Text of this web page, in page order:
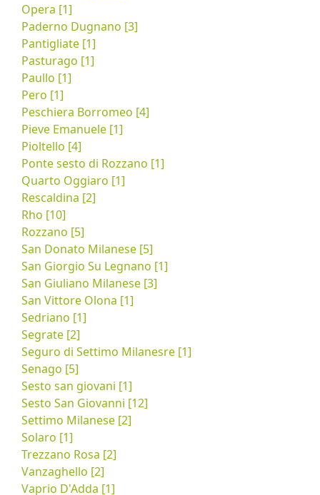
Opera [1]
Paderno Dugnano [3]
Pantigliate [1]
Pasturago [1]
Paullo [1]
Pero [1]
Peschiera Borromeo [4]
Pieve Emanuele [1]
Pioltello [4]
Ponte sesto di Rozzano [1]
Quarto Oggiaro [1]
Rescaldina [2]
Rho [10]
Rozzano [5]
San Donato Milanese [5]
San Giorgio Su Legnano [1]
San Giuliano Milanese [3]
San Vittore Olona [1]
Sedriano [1]
Segrate [2]
Seguro di Settimo Milanesre [1]
Senago [5]
Sesto san giovani [1]
Sesto San Giovanni [12]
Settimo Milanese [2]
Solaro [1]
Trezzano Rosa [2]
Vanzaghello [2]
Vaprio D'Adda [1]